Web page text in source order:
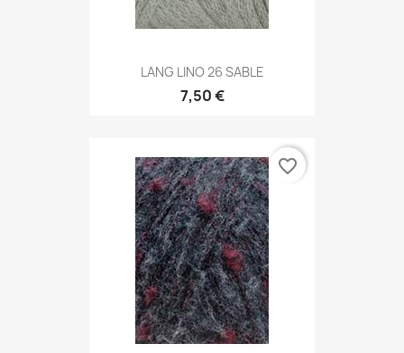
LANG LINO 26 SABLE
7,50 €
favorite_border